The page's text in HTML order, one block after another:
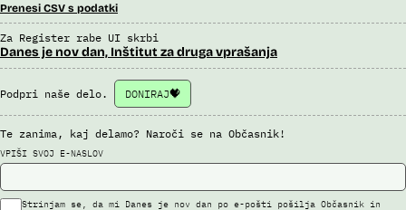
Prenesi CSV s podatki
Za Register rabe UI skrbi
Danes je nov dan, Inštitut za druga vprašanja
Podpri naše delo. DONIRAJ
Te zanima, kaj delamo? Naroči se na Občasnik!
VPIŠI SVOJ E-NASLOV
Strinjam se, da mi Danes je nov dan po e-pošti pošilja Občasnik in